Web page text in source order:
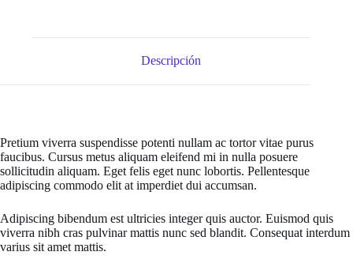
Descripción
Pretium viverra suspendisse potenti nullam ac tortor vitae purus
faucibus. Cursus metus aliquam eleifend mi in nulla posuere
sollicitudin aliquam. Eget felis eget nunc lobortis. Pellentesque
adipiscing commodo elit at imperdiet dui accumsan.
Adipiscing bibendum est ultricies integer quis auctor. Euismod quis
viverra nibh cras pulvinar mattis nunc sed blandit. Consequat interdum
varius sit amet mattis.